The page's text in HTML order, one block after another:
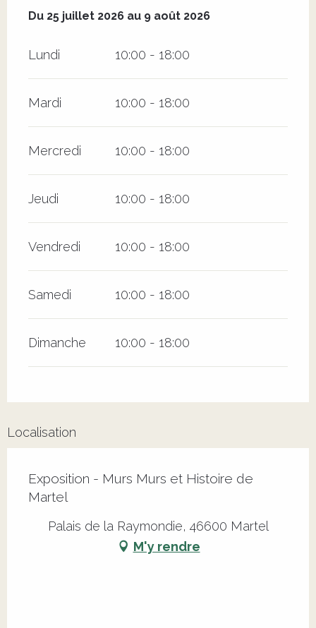
Du 25 juillet 2026 au 9 août 2026
Du 25 juillet 2026 au 9 août 2026
Lundi 10:00 - 18:00
Mardi 10:00 - 18:00
Mercredi 10:00 - 18:00
Jeudi 10:00 - 18:00
Vendredi 10:00 - 18:00
Samedi 10:00 - 18:00
Dimanche 10:00 - 18:00
Localisation
Exposition - Murs Murs et Histoire de
Martel
Palais de la Raymondie, 46600 Martel
M'y rendre